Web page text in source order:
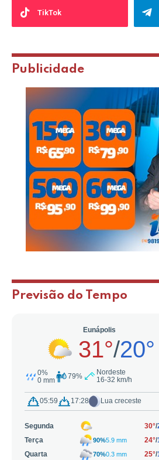
TikTok
Publicidade
Previsão do Tempo